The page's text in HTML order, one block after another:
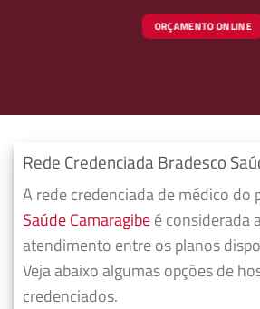
ORÇAMENTO ONLINE
Rede Credenciada Bradesco
A rede credenciada de médico do
Saúde Camaragibeé considerada
atendimento entre os planos
Veja abaixo algumas opções de
credenciados.